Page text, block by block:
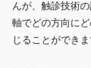
んが、触診技術
軸でどの方向に
じることができま